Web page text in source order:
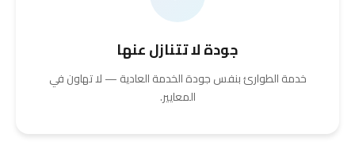
جودة لا تتنازل عنها
خدمة الطوارئ بنفس جودة الخدمة العادية — لا تهاون في
المعايير.